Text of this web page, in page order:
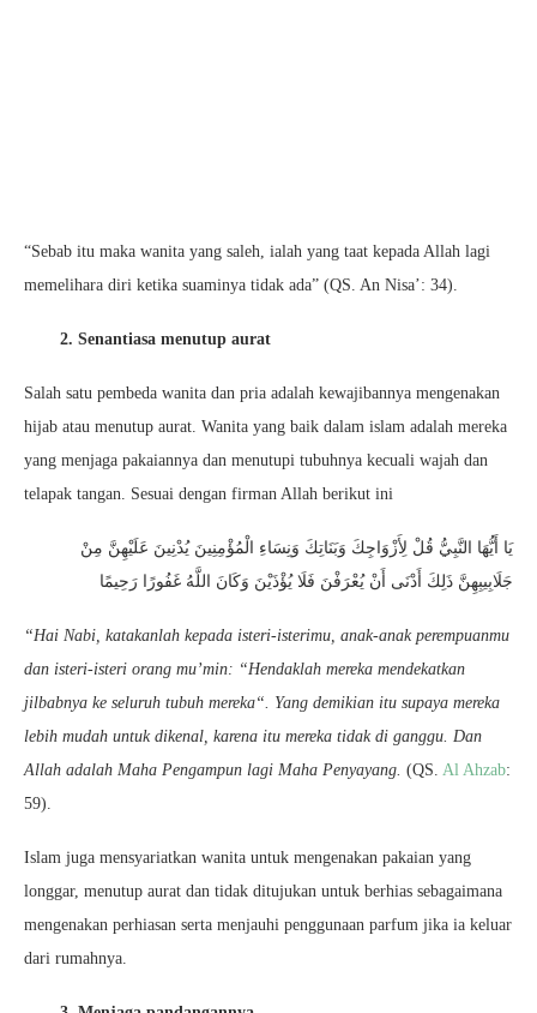
“Sebab itu maka wanita yang saleh, ialah yang taat kepada Allah lagi
memelihara diri ketika suaminya tidak ada” (QS. An Nisa’: 34).
2. Senantiasa menutup aurat
Salah satu pembeda wanita dan pria adalah kewajibannya mengenakan
hijab atau menutup aurat. Wanita yang baik dalam islam adalah mereka
yang menjaga pakaiannya dan menutupi tubuhnya kecuali wajah dan
telapak tangan. Sesuai dengan firman Allah berikut ini
يَا أَيُّهَا النَّبِيُّ قُلْ لِأَزْوَاجِكَ وَبَنَاتِكَ وَنِسَاءِ الْمُؤْمِنِينَ يُدْنِينَ عَلَيْهِنَّ مِنْ
جَلَابِيبِهِنَّ ذَلِكَ أَدْنَى أَنْ يُعْرَفْنَ فَلَا يُؤْذَيْنَ وَكَانَ اللَّهُ غَفُورًا رَحِيمًا
“Hai Nabi, katakanlah kepada isteri-isterimu, anak-anak perempuanmu
dan isteri-isteri orang mu’min: “Hendaklah mereka mendekatkan
jilbabnya ke seluruh tubuh mereka“. Yang demikian itu supaya mereka
lebih mudah untuk dikenal, karena itu mereka tidak di ganggu. Dan
Allah adalah Maha Pengampun lagi Maha Penyayang. (QS. Al Ahzab:
59).
Islam juga mensyariatkan wanita untuk mengenakan pakaian yang
longgar, menutup aurat dan tidak ditujukan untuk berhias sebagaimana
mengenakan perhiasan serta menjauhi penggunaan parfum jika ia keluar
dari rumahnya.